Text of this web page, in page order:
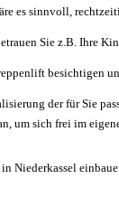
es sinnvoll,
Sie z.B. Ihre
besichtigen
der für Sie
um sich frei im
Niederkassel